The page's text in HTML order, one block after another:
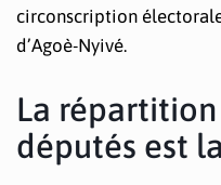
circonscription
d’Agoè-Nyivé.
La
députés est